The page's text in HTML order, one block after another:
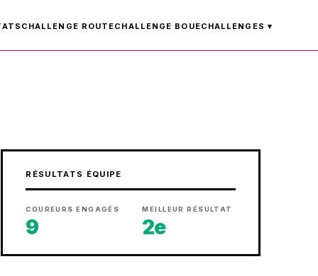
CHALLENGE ROUTECHALLENGE BOUECHALLENGES ▾
RÉSULTATS ÉQUIPE
COUREURS ENGAGÉS
9
MEILLEUR RÉSULTAT
2e